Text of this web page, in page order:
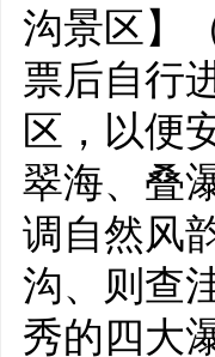
沟景区】
票后自行
区，以便
翠海、叠
调自然风
沟、则查
秀的四大